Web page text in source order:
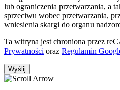
lub ograniczenia przetwarzania, a
sprzeciwu wobec przetwarzania,
wniesienia skargi do organu
Ta witryna jest chroniona przez
Prywatności oraz Regulamin